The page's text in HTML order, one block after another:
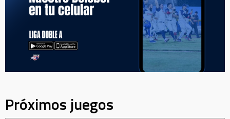
Próximos juegos